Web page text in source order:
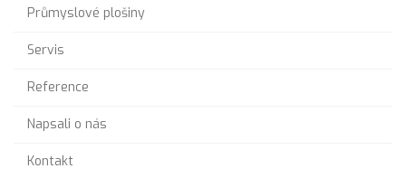
Průmyslové plošiny
Servis
Reference
Napsali o nás
Kontakt